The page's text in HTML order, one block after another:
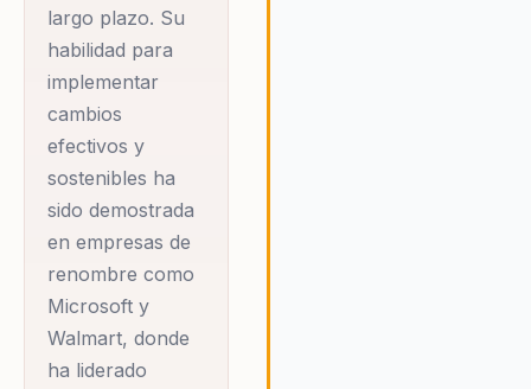
largo plazo. Su
habilidad para
implementar
cambios
efectivos y
sostenibles ha
sido demostrada
en empresas de
renombre como
Microsoft y
Walmart, donde
ha liderado